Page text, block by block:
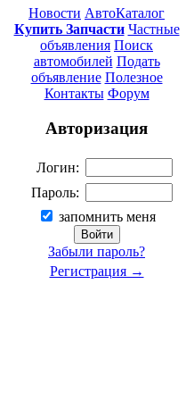
Новости АвтоКаталог
Купить Запчасти Частные
объявления Поиск
автомобилей Подать
объявление Полезное
Контакты Форум
Авторизация
Логин:
Пароль:
запомнить меня
Забыли пароль?
Регистрация →